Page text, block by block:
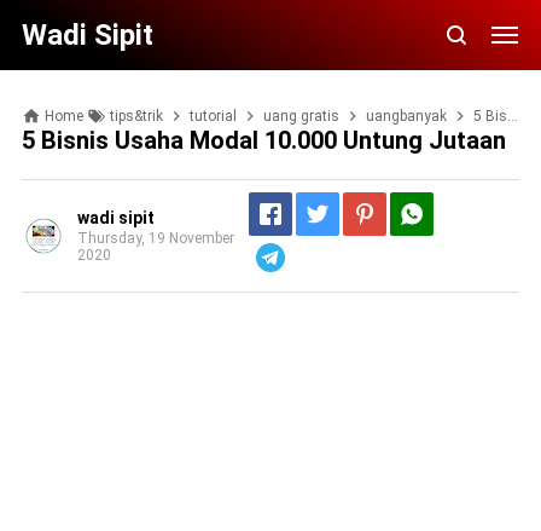
Wadi Sipit
Home tips&trik tutorial uang gratis uangbanyak 5 Bisnis Usaha Modal 10.000 Untung Jutaan
5 Bisnis Usaha Modal 10.000 Untung Jutaan
wadi sipit
Thursday, 19 November
2020